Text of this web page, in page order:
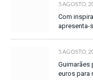
5 AGOSTO,
Com
apresenta-
5 AGOSTO,
Guimarães
euros para